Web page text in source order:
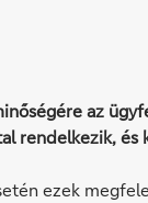
az
rendelkezik,
ezek